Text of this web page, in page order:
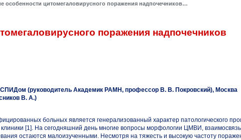
особенности цитомегаловирусного поражения надпочечников…
поражения надпочечников
СПИДом (руководитель Академик РАМН, профессор В. В. Покровский), Москва
В. А.)
больных является генерализованный характер патологического
[1]. На сегодняшний день многие вопросы морфологии ЦМВИ, взаимосвязь
остаются малоизученными. Несмотря на тяжесть и высокую частоту